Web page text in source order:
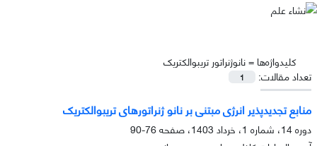
کلیدواژه‌ها =نانوژنراتور تریبوالکتریک
تعداد مقالات:
1
منابع تجدیدپذیر انرژی مبتنی بر نانو ژنراتورهای تریبوالکتریک
دوره 14، شماره 1، خرداد 1403، صفحه
76-90